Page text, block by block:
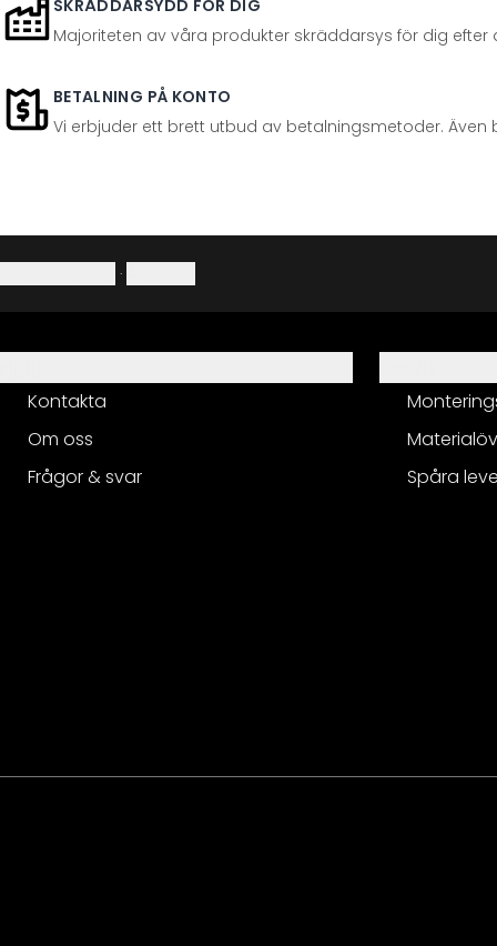
SKRÄDDARSYDD FÖR DIG
Majoriteten av våra produkter skräddarsys för dig
BETALNING PÅ KONTO
Vi erbjuder ett brett utbud av betalningsmetoder. Även
·
Kontakta
Om oss
Frågor & svar
Spåra